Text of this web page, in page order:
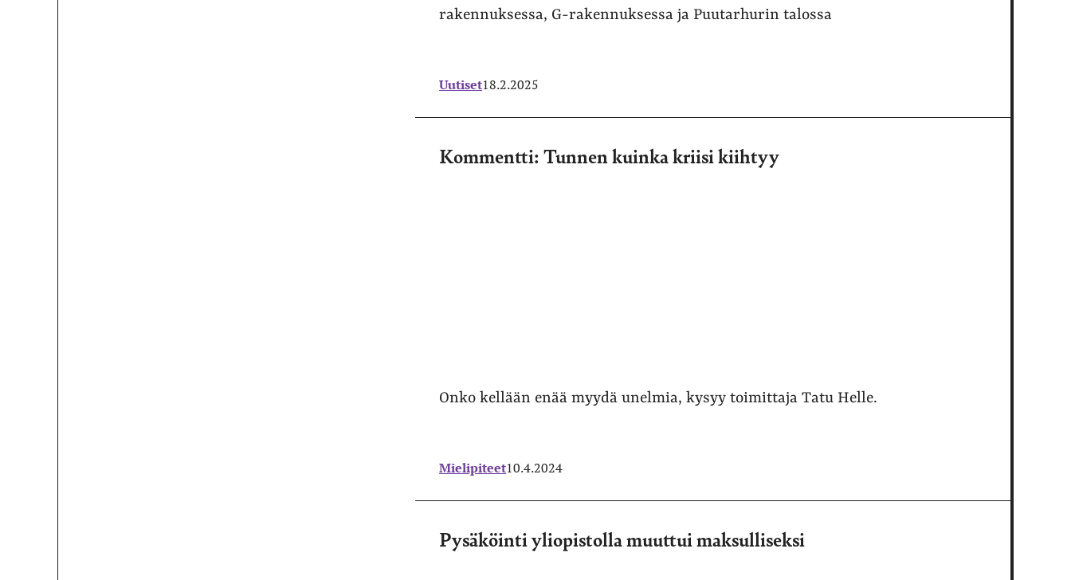
rakennuksessa, G-rakennuksessa ja Puutarhurin talossa
Uutiset18.2.2025
Kommentti: Tunnen kuinka kriisi kiihtyy
Onko kellään enää myydä unelmia, kysyy toimittaja Tatu Helle.
Mielipiteet10.4.2024
Pysäköinti yliopistolla muuttui maksulliseksi